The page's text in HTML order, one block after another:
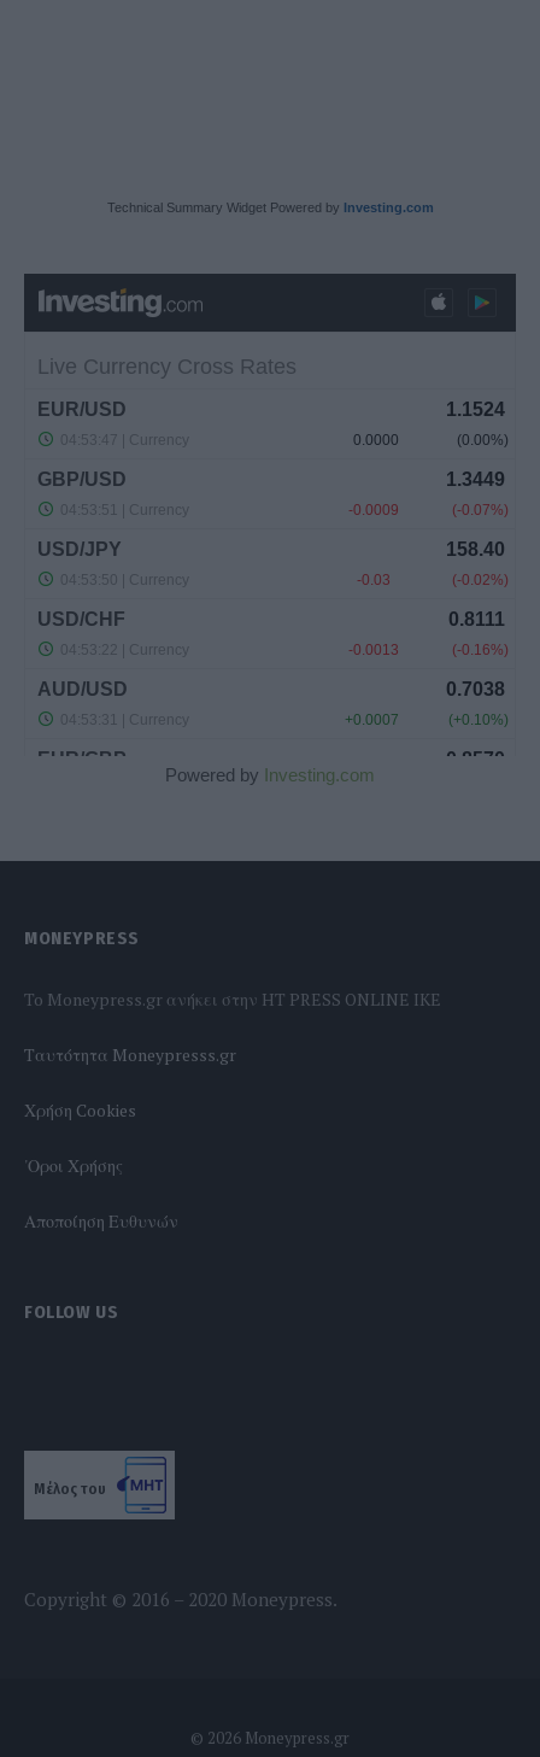
Technical Summary Widget Powered by Investing.com
Powered by Investing.com
MONEYPRESS
To Moneypress.gr ανήκει στην HT PRESS ONLINE IKE
Tαυτότητα Moneypresss.gr
Χρήση Cookies
'Οροι Χρήσης
Αποποίηση Ευθυνών
FOLLOW US
Μέλος του
Copyright © 2016 – 2020 Moneypress.
© 2026 Moneypress.gr